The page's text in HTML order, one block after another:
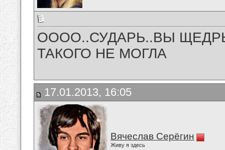
ОООО..СУДАРЬ..ВЫ
ТАКОГО НЕ МОГЛА
17.01.2013, 16:05
Вячеслав Серёгин
Живу я здесь